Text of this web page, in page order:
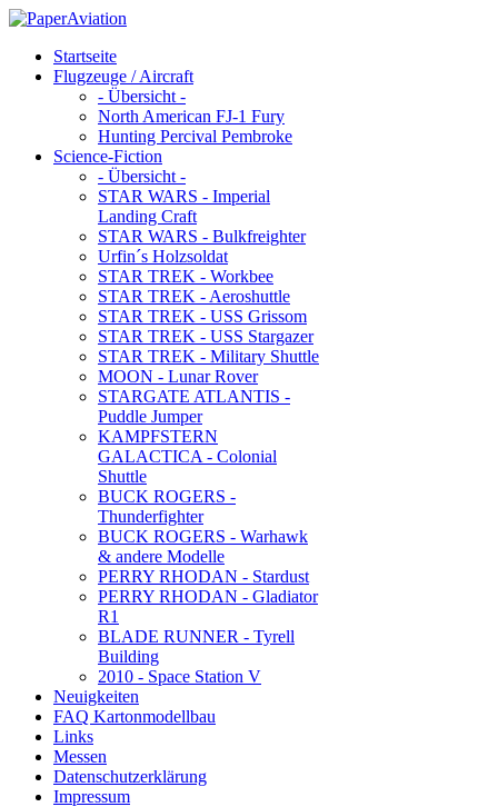
Startseite
Flugzeuge / Aircraft
- Übersicht -
North American FJ-1 Fury
Hunting Percival Pembroke
Science-Fiction
- Übersicht -
STAR WARS - Imperial
Landing Craft
STAR WARS - Bulkfreighter
Urfin´s Holzsoldat
STAR TREK - Workbee
STAR TREK - Aeroshuttle
STAR TREK - USS Grissom
STAR TREK - USS Stargazer
STAR TREK - Military Shuttle
MOON - Lunar Rover
STARGATE ATLANTIS -
Puddle Jumper
KAMPFSTERN
GALACTICA - Colonial
Shuttle
BUCK ROGERS -
Thunderfighter
BUCK ROGERS - Warhawk
& andere Modelle
PERRY RHODAN - Stardust
PERRY RHODAN - Gladiator
R1
BLADE RUNNER - Tyrell
Building
2010 - Space Station V
Neuigkeiten
FAQ Kartonmodellbau
Links
Messen
Datenschutzerklärung
Impressum